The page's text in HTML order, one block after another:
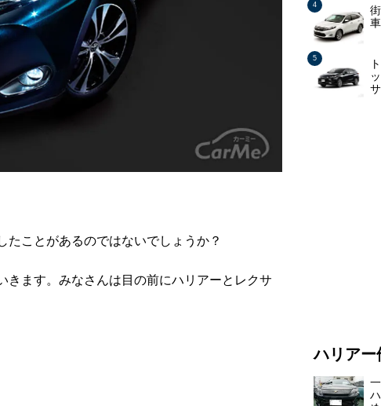
ことがあるのではないでしょうか？
ます。みなさんは目の前にハリアーとレクサ
ハリアー